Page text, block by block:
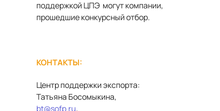
поддержкой ЦПЭ могут компании,
прошедшие конкурсный отбор.
КОНТАКТЫ:
Центр поддержки экспорта:
Татьяна Босомыкина,
bt@sofp.ru,